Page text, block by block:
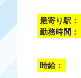
最寄り駅：
勤務時間：
時給：